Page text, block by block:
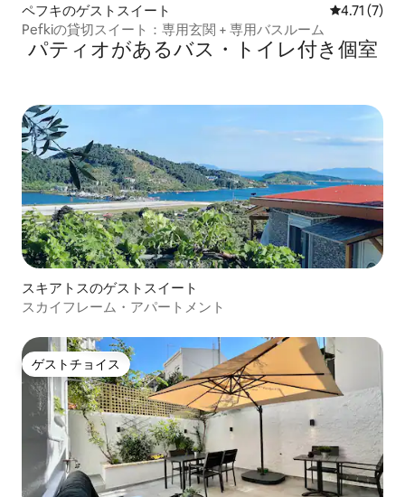
ペフキのゲストスイート レビュー7
4.71 (7)
Pefkiの貸切スイート：専用玄関 + 専用バスルーム
パティオがあるバス・トイレ付き個室
スキアトスのゲストスイート
スカイフレーム・アパートメント
ゲストチョイス
ゲストチョイス